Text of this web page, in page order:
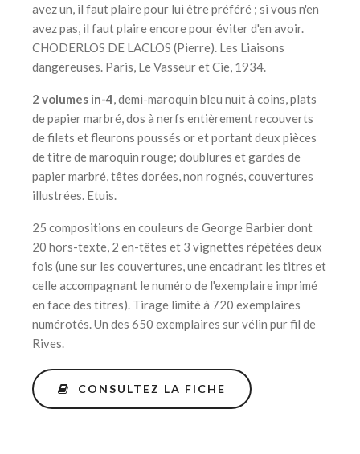
avez un, il faut plaire pour lui être préféré ; si vous n'en
avez pas, il faut plaire encore pour éviter d'en avoir.
CHODERLOS DE LACLOS (Pierre). Les Liaisons
dangereuses. Paris, Le Vasseur et Cie, 1934.
2 volumes in-4 , demi-maroquin bleu nuit à coins, plats
de papier marbré, dos à nerfs entièrement recouverts
de filets et fleurons poussés or et portant deux pièces
de titre de maroquin rouge; doublures et gardes de
papier marbré, têtes dorées, non rognés, couvertures
illustrées. Etuis.
25 compositions en couleurs de George Barbier dont
20 hors-texte, 2 en-têtes et 3 vignettes répétées deux
fois (une sur les couvertures, une encadrant les titres et
celle accompagnant le numéro de l'exemplaire imprimé
en face des titres). Tirage limité à 720 exemplaires
numérotés. Un des 650 exemplaires sur vélin pur fil de
Rives.
CONSULTEZ LA FICHE